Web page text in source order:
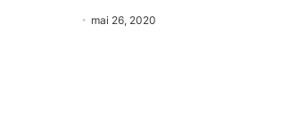
mai 26, 2020